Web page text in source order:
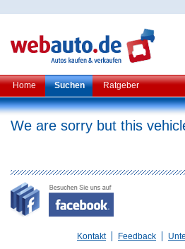
Home Suchen Ratgeber
We are sorry but this
Kontakt Feedback